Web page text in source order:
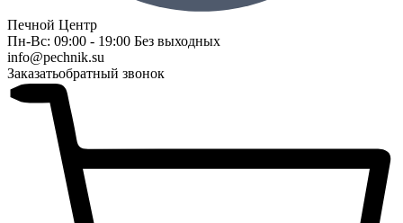
Печной Центр
Пн-Вс: 09:00 - 19:00 Без выходных
info@pechnik.su
Заказатьобратный звонок